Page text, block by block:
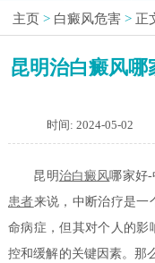
主页 > 白癜风危害 > 正
昆明治白癜风
时间: 2024-05-02
昆明治白癜风哪家好-
患者来说，中断治疗是一
命病症，但其对个人的影
控和缓解的关键因素。那